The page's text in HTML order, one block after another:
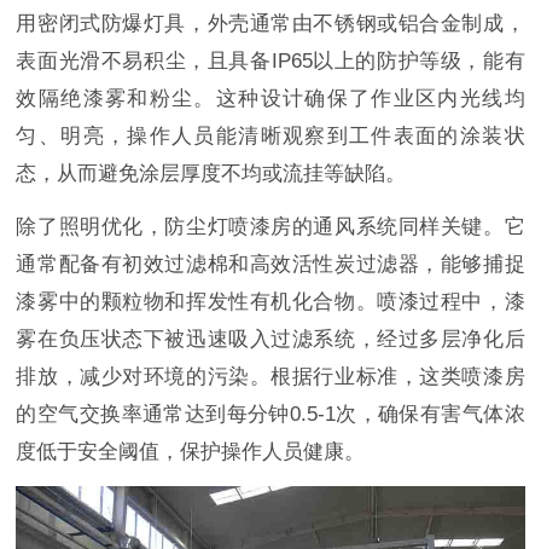
用密闭式防爆灯具，外壳通常由不锈钢或铝合金制成，
表面光滑不易积尘，且具备IP65以上的防护等级，能有
效隔绝漆雾和粉尘。这种设计确保了作业区内光线均
匀、明亮，操作人员能清晰观察到工件表面的涂装状
态，从而避免涂层厚度不均或流挂等缺陷。
除了照明优化，防尘灯喷漆房的通风系统同样关键。它
通常配备有初效过滤棉和高效活性炭过滤器，能够捕捉
漆雾中的颗粒物和挥发性有机化合物。喷漆过程中，漆
雾在负压状态下被迅速吸入过滤系统，经过多层净化后
排放，减少对环境的污染。根据行业标准，这类喷漆房
的空气交换率通常达到每分钟0.5-1次，确保有害气体浓
度低于安全阈值，保护操作人员健康。